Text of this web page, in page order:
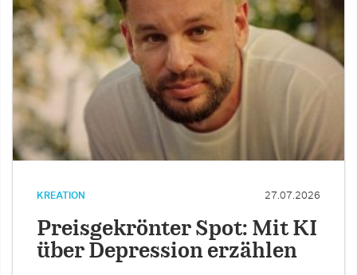
KREATION 27.07.2026
Preisgekrönter Spot: Mit KI
über Depression erzählen